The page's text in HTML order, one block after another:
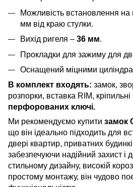
Можливість встановлення на
мм від краю стулки.
Вихід ригеля – 36 мм.
Прокладки для зажиму для
Оснащений міцними
В комплект входять: замок,
розпорки, вставка RIM, кріпильні
перфорованих ключі.
Ми рекомендуємо купити замок
що він ідеально підходить для
двері квартир, приватних
забезпечуючи надійний захист і
стильному дизайну, високій
простому монтажу, він чудово